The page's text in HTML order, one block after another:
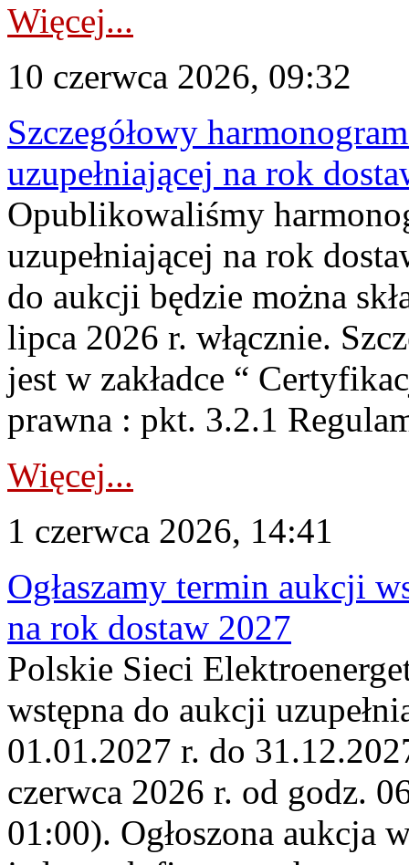
Więcej...
10 czerwca 2026, 09:32
Szczegółowy
uzupełniającej na rok
Opublikowaliśmy
uzupełniającej na rok
do aukcji będzie można
lipca 2026 r. włącznie.
jest w zakładce “
prawna : pkt. 3.2.1
Więcej...
1 czerwca 2026, 14:41
Ogłaszamy termin aukcji
na rok dostaw 2027
Polskie Sieci
wstępna do aukcji
01.01.2027 r. do
czerwca 2026 r. od godz.
01:00). Ogłoszona aukcja